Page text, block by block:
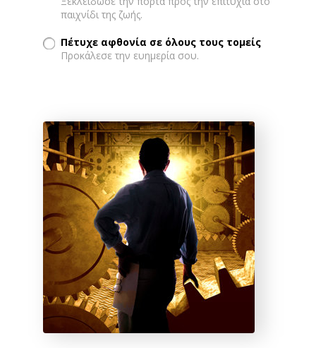
παιχνίδι της ζωής.
Πέτυχε αφθονία σε όλους τους τομείς
Προκάλεσε την ευημερία σου.